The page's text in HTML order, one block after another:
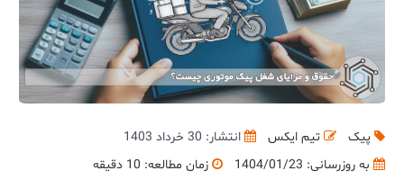
پیک تیم ایکس
انتشار: 30 خرداد 1403
به روزرسانی: 1404/01/23 زمان مطالعه: 10 دقیقه